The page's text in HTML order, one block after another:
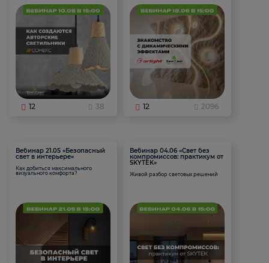
12 38 12 2096
Вебинар 21.05 «Безопасный
свет в интерьере»
Как добиться максимального
визуального комфорта?
Вебинар 04.06 «Свет без
компромиссов: практикум от
SKYTEK»
Живой разбор световых решений